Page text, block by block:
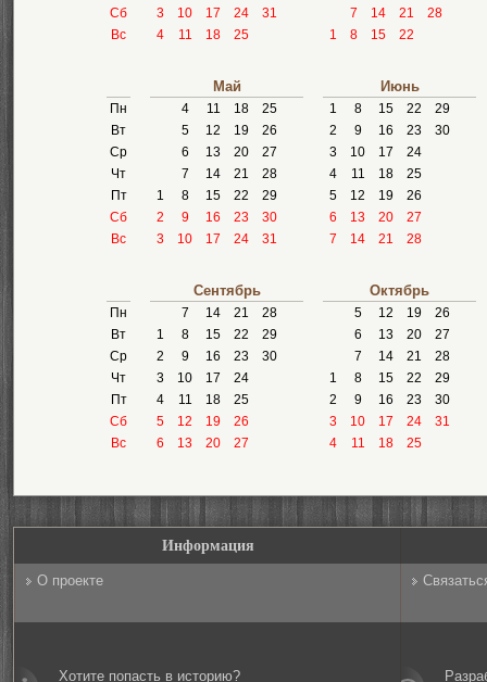
Сб
Вс
3
10 17 24
31
4
11 18 25
7
14 21
28
1
8 15 22
Пн
Вт
Ср
Чт
Пт
Сб
Вс
Май
4 11 18
25
5
12 19
26
6
13 20
27
7
14 21
28
1
8 15 22
29
2
9 16 23
30
3
10 17 24 31
Июнь
1 8 15 22
29
2
9 16 23
30
3
10 17
24
4
11 18
25
5
12 19
26
6
13 20
27
7
14 21 28
Пн
Вт
Ср
Чт
Пт
Сб
Вс
Сентябрь
7 14 21
28
1
8 15 22
29
2
9 16 23
30
3
10 17
24
4
11 18
25
5
12 19
26
6
13 20 27
Октябрь
5 12 19
26
6
13 20
27
7
14 21
28
1
8 15 22
29
2
9 16 23
30
3
10 17 24
31
4
11 18 25
Информация
О проекте
Хотите попасть в историю?